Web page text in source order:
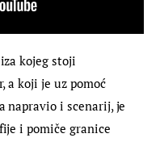
kojeg stoji
a koji je uz pomoć
napravio i scenarij, je
i pomiče granice